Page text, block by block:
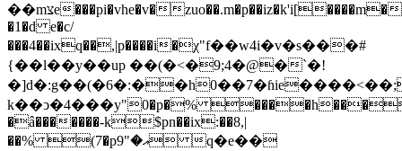
��mצe���pi�vhe�v�zuo��.m�p��iz�k'i[����m��`?
�1�d e�c/
���4��ixq��,|p����i�χ"f��w4i�v�s���#
{��l��y��up ��(�<�9;4�@�`�!
k��ͻ�4���y"0�p�% ����h���
�â�������-k$pn��ix:��8,|
��% (7�pއ�"9 q�e��